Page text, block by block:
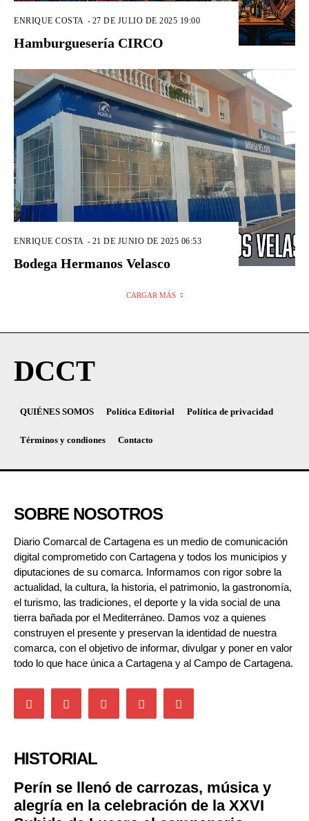
ENRIQUE COSTA - 27 DE JULIO DE 2025 19:00
Hamburguesería CIRCO
ENRIQUE COSTA - 21 DE JUNIO DE 2025 06:53
Bodega Hermanos Velasco
CARGAR MÁS
DCCT
QUIÉNES SOMOS Política Editorial Política de privacidad
Términos y condiones Contacto
SOBRE NOSOTROS
Diario Comarcal de Cartagena es un medio de comunicación
digital comprometido con Cartagena y todos los municipios y
diputaciones de su comarca. Informamos con rigor sobre la
actualidad, la cultura, la historia, el patrimonio, la gastronomía,
el turismo, las tradiciones, el deporte y la vida social de una
tierra bañada por el Mediterráneo. Damos voz a quienes
construyen el presente y preservan la identidad de nuestra
comarca, con el objetivo de informar, divulgar y poner en valor
todo lo que hace única a Cartagena y al Campo de Cartagena.
HISTORIAL
Perín se llenó de carrozas, música y
alegría en la celebración de la XXVI